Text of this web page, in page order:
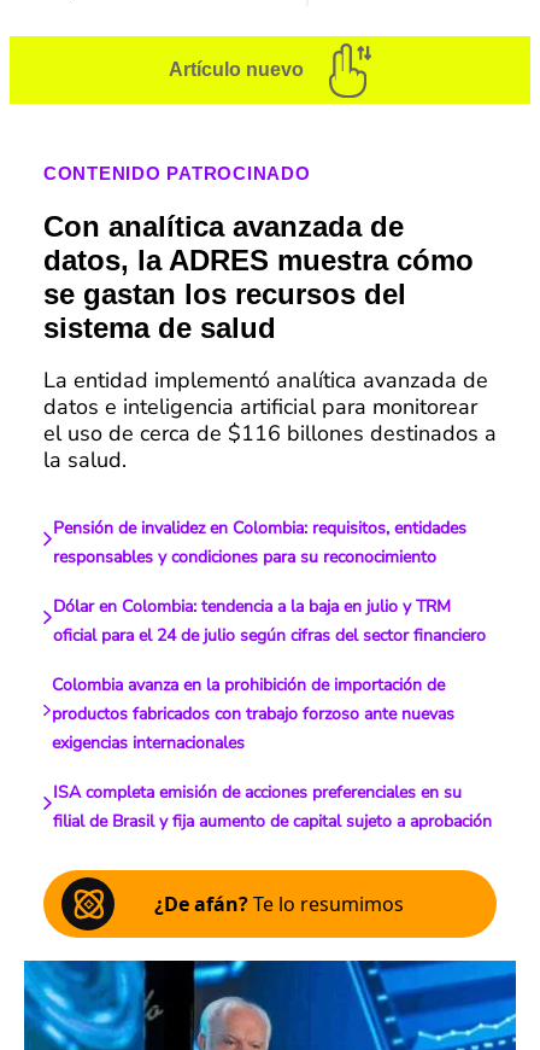
Artículo nuevo
CONTENIDO PATROCINADO
Con analítica avanzada de
datos, la ADRES muestra cómo
se gastan los recursos del
sistema de salud
La entidad implementó analítica avanzada de
datos e inteligencia artificial para monitorear
el uso de cerca de $116 billones destinados a
la salud.
Pensión de invalidez en Colombia: requisitos, entidades
responsables y condiciones para su reconocimiento
Dólar en Colombia: tendencia a la baja en julio y TRM
oficial para el 24 de julio según cifras del sector financiero
Colombia avanza en la prohibición de importación de
productos fabricados con trabajo forzoso ante nuevas
exigencias internacionales
ISA completa emisión de acciones preferenciales en su
filial de Brasil y fija aumento de capital sujeto a aprobación
¿De afán?Te lo resumimos